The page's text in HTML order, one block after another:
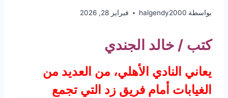
بواسطة halgendy2000 فبراير 28, 2026
كتب / خالد الجندي
يعاني النادي الأهلي، من العديد من
الغيابات أمام فريق زد التي تجمع